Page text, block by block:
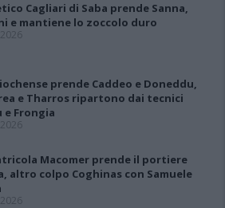
Cagliari di Saba prende Sanna,
e mantiene lo zoccolo duro
prende Caddeo e Doneddu,
e Tharros ripartono dai tecnici
e Frongia
Macomer prende il portiere
altro colpo Coghinas con Samuele